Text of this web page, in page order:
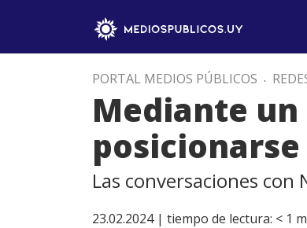
PORTAL MEDIOS PÚBLICOS .
Mediante un
Las conversaciones con
23.02.2024 | tiempo de lectura: < 1